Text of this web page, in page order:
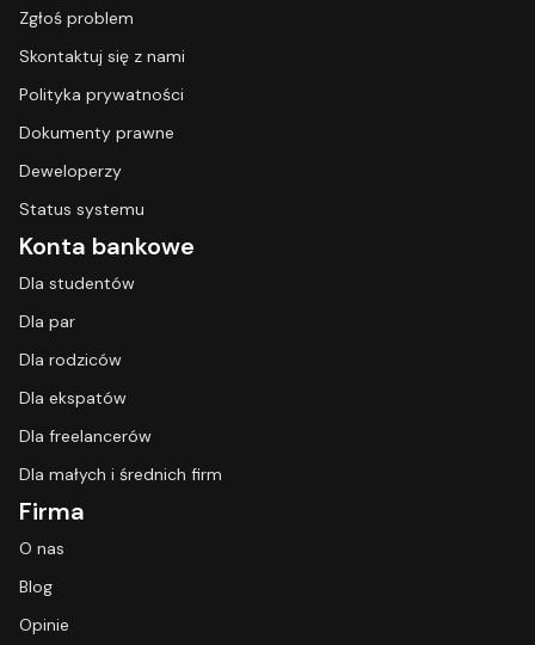
Zgłoś problem
Skontaktuj się z nami
Polityka prywatności
Dokumenty prawne
Deweloperzy
Status systemu
Konta bankowe
Dla studentów
Dla par
Dla rodziców
Dla ekspatów
Dla freelancerów
Dla małych i średnich firm
Firma
O nas
Blog
Opinie